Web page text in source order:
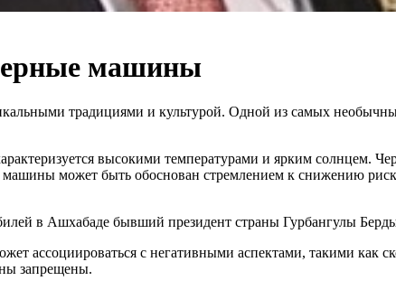
машины
традициями и культурой. Одной из самых
высокими температурами и ярким солнцем.
может быть обоснован стремлением к снижению
в Ашхабаде бывший президент страны Гурбангулы
ассоциироваться с негативными аспектами, такими как
запрещены.